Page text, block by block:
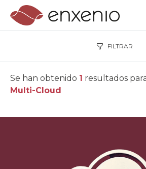
FILTRAR
Se han obtenido 1 resultados
Multi-Cloud